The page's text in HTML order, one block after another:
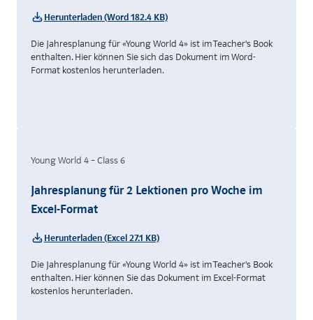
Herunterladen (Word 182.4 KB)
Die Jahresplanung für «Young World 4» ist im Teacher's Book
enthalten. Hier können Sie sich das Dokument im Word-
Format kostenlos herunterladen.
Young World 4 – Class 6
Jahresplanung für 2 Lektionen pro Woche im
Excel-Format
Herunterladen (Excel 27.1 KB)
Die Jahresplanung für «Young World 4» ist im Teacher's Book
enthalten. Hier können Sie das Dokument im Excel-Format
kostenlos herunterladen.